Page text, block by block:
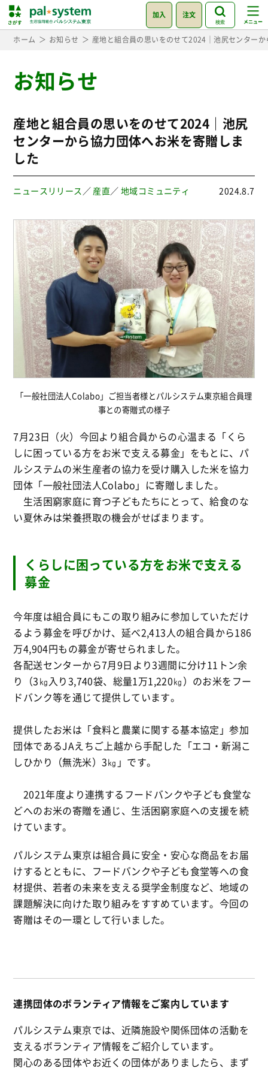
加入 注文
検索
ホーム お知らせ 産地と組合員の思いをのせて2024｜池尻センター
お知らせ
産地と組合員の思いをのせて2024｜池尻
センターから協力団体へお米を寄贈しま
した
ニュースリリース ／ 産直／地域コミュニティ 2024.8.7
「一般社団法人Colabo」ご担当者様とパルシステム東京組合員理
事との寄贈式の様子
7月23日（火）今回より組合員からの心温まる「くら
しに困っている方をお米で支える募金」をもとに、パ
ルシステムの米生産者の協力を受け購入した米を協力
団体「一般社団法人Colabo」に寄贈しました。
生活困窮家庭に育つ子どもたちにとって、給食のな
い夏休みは栄養摂取の機会がせばまります。
くらしに困っている方をお米で支える
募金
今年度は組合員にもこの取り組みに参加していただけ
るよう募金を呼びかけ、延べ2,413人の組合員から186
万4,904円もの募金が寄せられました。
各配送センターから7月9日より3週間に分け11トン余
り（3㎏ 入り3,740袋、総量1万1,220㎏） のお米をフー
ドバンク等を通じて提供しています。
提供したお米は「食料と農業に関する基本協定」参加
団体であるJAえちご上越から手配した「エコ・新潟こ
しひかり（無洗米）3㎏」です。
2021年度より連携するフードバンクや子ども食堂な
どへのお米の寄贈を通じ、生活困窮家庭への支援を続
けています。
パルシステム東京は組合員に安全・安心な商品をお届
けするとともに、フードバンクや子ども食堂等への食
材提供、若者の未来を支える奨学金制度など、地域の
課題解決に向けた取り組みをすすめています。今回の
寄贈はその一環として行いました。
連携団体のボランティア情報をご案内しています
パルシステム東京では、近隣施設や関係団体の活動を
支えるボランティア情報をご紹介しています。
関心のある団体やお近くの団体がありましたら、まず